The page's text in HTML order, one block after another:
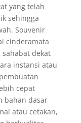
yang telah
sehingga
Souvenir
cinderamata
dekat
instansi atau
cepat
bahan dasar
atau cetakan,